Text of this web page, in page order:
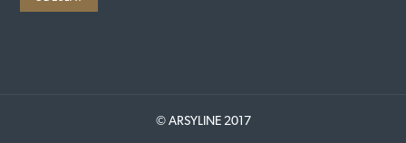
© ARSYLINE 2017